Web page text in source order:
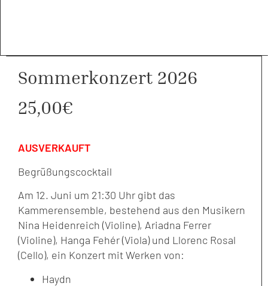
Sommerkonzert 2026
25,00€
AUSVERKAUFT
Begrüßungscocktail
Am 12. Juni um 21:30 Uhr gibt das
Kammerensemble, bestehend aus den Musikern
Nina Heidenreich (Violine), Ariadna Ferrer
(Violine), Hanga Fehér (Viola) und Llorenc Rosal
(Cello), ein Konzert mit Werken von:
Haydn